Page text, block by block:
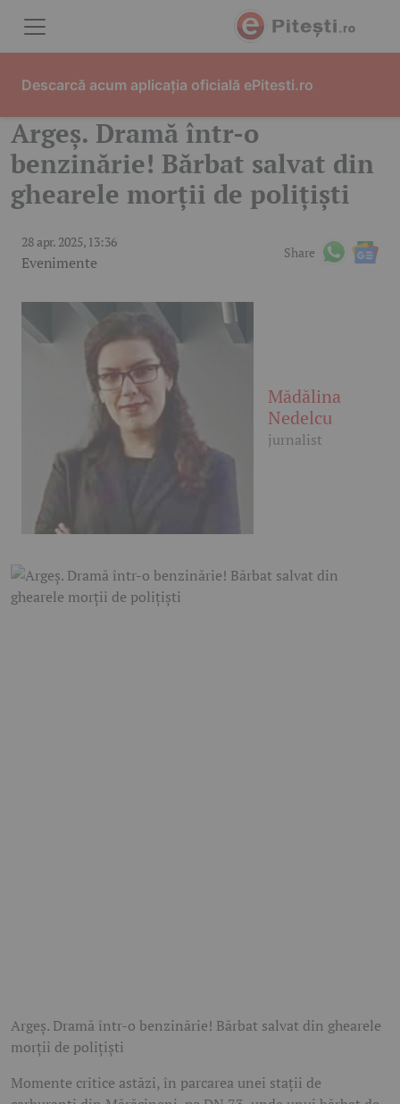
Argeș. Dramă într-o
benzinărie! Bărbat salvat din
ghearele morții de polițiști
28 apr. 2025, 13:36
Evenimente
Share
Mădălina
Nedelcu
jurnalist
Argeș. Dramă într-o benzinărie! Bărbat salvat din ghearele
morții de polițiști
Momente critice astăzi, în parcarea unei stații de
Descarcă acum aplicația oficială ePitesti.ro